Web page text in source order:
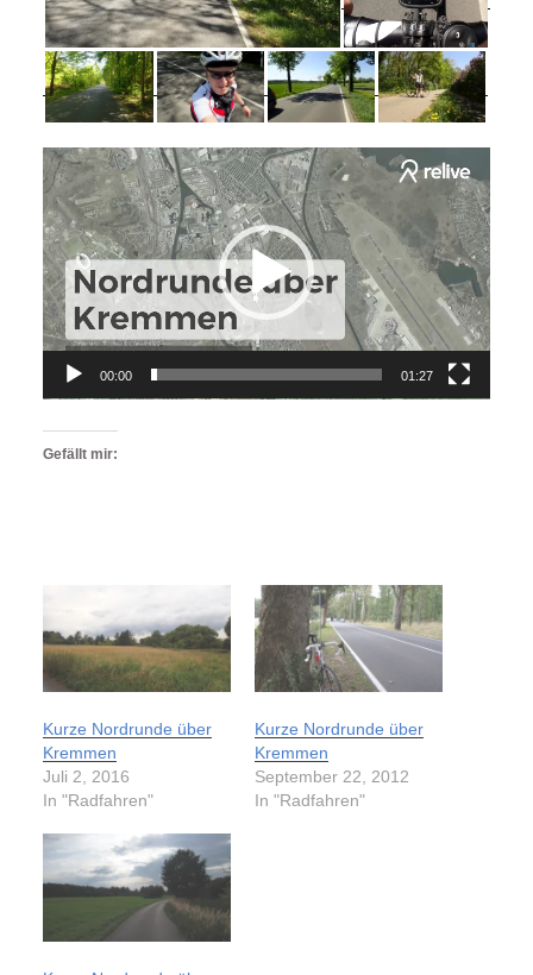
Video-
Player
00:00 01:27
Gefällt mir:
Kurze Nordrunde über
Kremmen
Juli 2, 2016
In "Radfahren"
Kurze Nordrunde über
Kremmen
September 22, 2012
In "Radfahren"